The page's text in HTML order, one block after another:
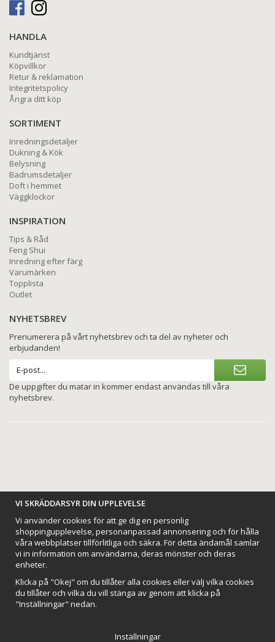
HANDLA
Kundtjänst
Köpvillkor
Retur & reklamation
Integritetspolicy
Ångra ditt köp
SORTIMENT
Inredningsdetaljer
Dukning & Kök
Belysning
Badrumsdetaljer
Doft i hemmet
Väggklockor
INSPIRATION
Tips & Råd
Feng Shui
Inredning efter färg
Varumärken
Topplista
Outlet
NYHETSBREV
Prenumerera på vårt nyhetsbrev och ta del av nyheter och
erbjudanden!
De uppgifter du matar in kommer endast användas till våra
nyhetsbrev.
BETALNINGSALTERNATIV
VI SKICKAR MED
VI SKRÄDDARSYR DIN UPPLEVELSE
Vi använder cookies för att ge dig en personlig
shoppingupplevelse, personanpassad annonsering och för hålla
våra webbplatser tillförlitliga och säkra. För detta ändamål samlar
vi in information om användarna, deras mönster och deras
enheter.
Klicka på "Okej" om du tillåter alla cookies eller välj vilka cookies
du tillåter och vilka du vill stänga av genom att klicka på
"Inställningar" nedan.
Inställningar